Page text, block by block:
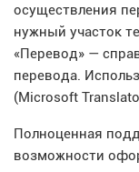
осуществления
нужный участок
«Перевод» —
перевода.
(Microsoft
Полноценная
возможности